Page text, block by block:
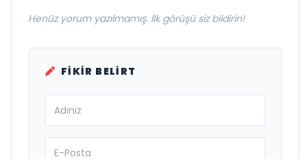
Henüz yorum yazılmamış. İlk görüşü siz bildirin!
FIKIR BELIRT